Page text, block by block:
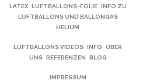
LATEX LUFTBALLONS-FOLIE INFO ZU
LUFTBALLONS UND BALLONGAS
HELIUM
LUFTBALLONS VIDEOS INFO
ÜBER
UNS REFERENZEN BLOG
IMPRESSUM